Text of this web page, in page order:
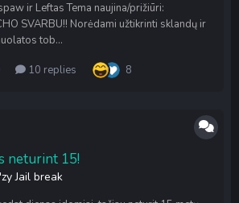
ir Leftas Tema naujina/prižiūri:
SVARBU!! Norėdami užtikrinti sklandų ir
tob...
10 replies 8
neturint 15!
Jail break